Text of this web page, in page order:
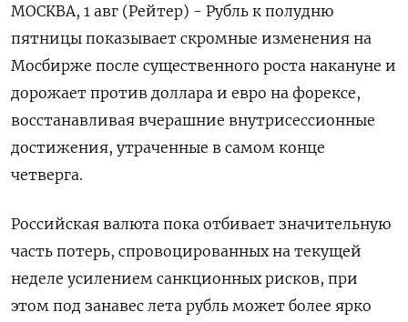
МОСКВА, 1 авг (Рейтер) - Рубль к полудню
пятницы показывает скромные изменения на
Мосбирже после существенного роста накануне и
дорожает против доллара и евро на форексе,
восстанавливая вчерашние внутрисессионные
достижения, утраченные в самом конце
четверга.
Российская валюта пока отбивает значительную
часть потерь, спровоцированных на текущей
неделе усилением санкционных рисков, при
этом под занавес лета рубль может более ярко